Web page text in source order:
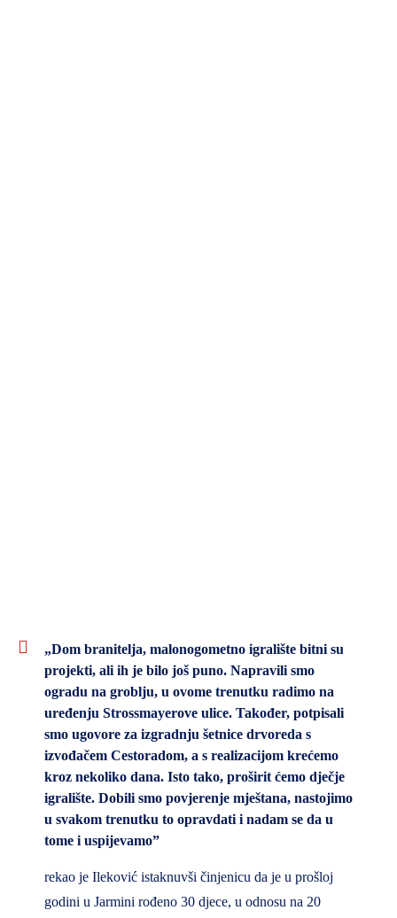
„Dom branitelja, malonogometno igralište bitni su
projekti, ali ih je bilo još puno. Napravili smo
ogradu na groblju, u ovome trenutku radimo na
uređenju Strossmayerove ulice. Također, potpisali
smo ugovore za izgradnju šetnice drvoreda s
izvođačem Cestoradom, a s realizacijom krećemo
kroz nekoliko dana. Isto tako, proširit ćemo dječje
igralište. Dobili smo povjerenje mještana, nastojimo
u svakom trenutku to opravdati i nadam se da u
tome i uspijevamo”
rekao je Ileković istaknuvši činjenicu da je u prošloj
godini u Jarmini rođeno 30 djece, u odnosu na 20